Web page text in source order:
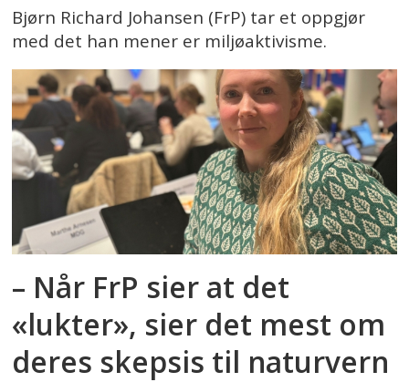
Bjørn Richard Johansen (FrP) tar et oppgjør
med det han mener er miljøaktivisme.
– Når FrP sier at det
«lukter», sier det mest om
deres skepsis til naturvern